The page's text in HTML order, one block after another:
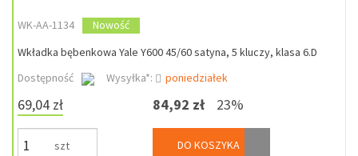
WK-AA-1134
Nowość
Wkładka bębenkowa Yale Y600 45/60 satyna, 5 kluczy, klasa 6.D
Dostępność
Wysyłka*: poniedziałek
69,04 zł
szt
84,92 zł 23%
DO KOSZYKA